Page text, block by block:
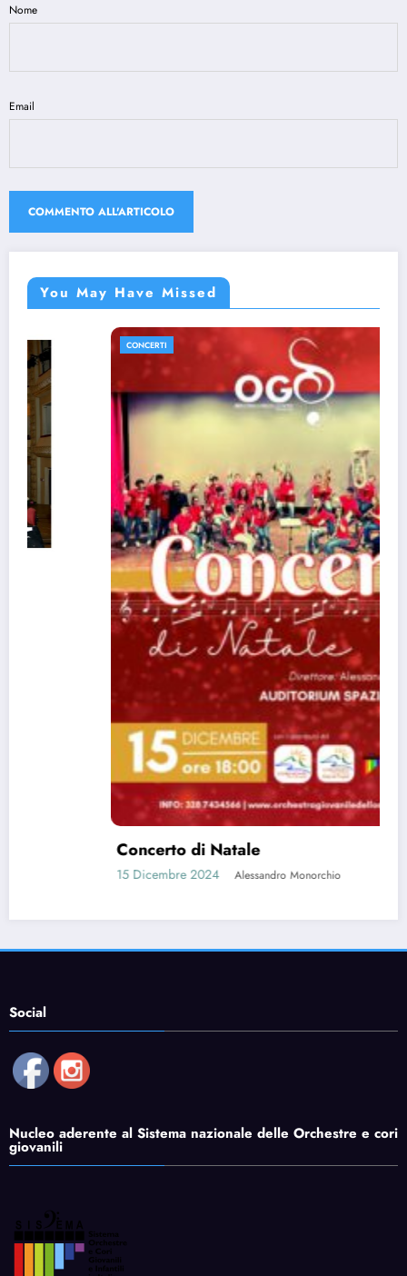
Nome
Email
You May Have Missed
Concerto di Natale
15 Dicembre 2024 Alessandro Monorchio
Social
Nucleo aderente al Sistema nazionale delle Orchestre e cori
giovanili